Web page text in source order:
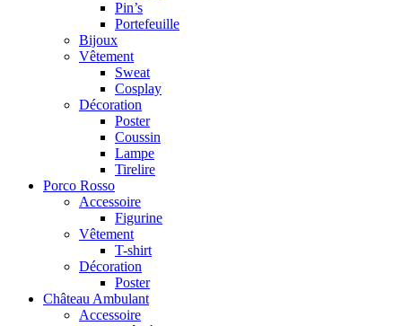
Pin’s
Portefeuille
Bijoux
Vêtement
Sweat
Cosplay
Décoration
Poster
Coussin
Lampe
Tirelire
Porco Rosso
Accessoire
Figurine
Vêtement
T-shirt
Décoration
Poster
Château Ambulant
Accessoire